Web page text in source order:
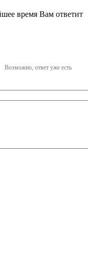
время Вам ответит
Возможно, ответ уже есть